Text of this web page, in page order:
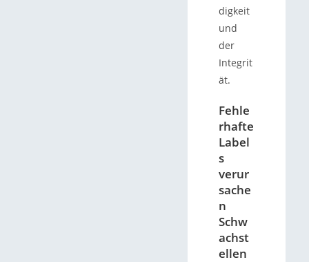
digkeit
und
der
Integrit
ät.
Fehle
rhafte
Label
s
verur
sache
n
Schw
achst
ellen